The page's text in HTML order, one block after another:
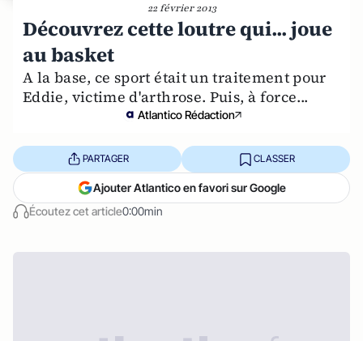
22 février 2013
Découvrez cette loutre qui... joue
au basket
A la base, ce sport était un traitement pour
Eddie, victime d'arthrose. Puis, à force...
Atlantico Rédaction
Écoutez cet article0:00min
PARTAGER CLASSER
Ajouter Atlantico en favori sur Google